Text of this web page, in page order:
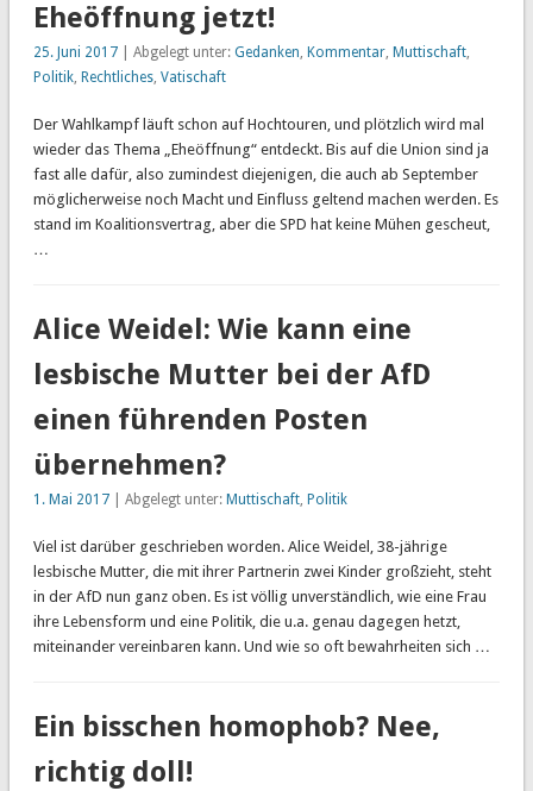
Eheöffnung jetzt!
25. Juni 2017| Abgelegt unter: Gedanken, Kommentar, Muttischaft,
Politik, Rechtliches, Vatischaft
Der Wahlkampf läuft schon auf Hochtouren, und plötzlich wird mal
wieder das Thema „Eheöffnung“ entdeckt. Bis auf die Union sind ja
fast alle dafür, also zumindest diejenigen, die auch ab September
möglicherweise noch Macht und Einfluss geltend machen werden. Es
stand im Koalitionsvertrag, aber die SPD hat keine Mühen gescheut,
…
Alice Weidel: Wie kann eine
lesbische Mutter bei der AfD
einen führenden Posten
übernehmen?
1. Mai 2017| Abgelegt unter: Muttischaft, Politik
Viel ist darüber geschrieben worden. Alice Weidel, 38-jährige
lesbische Mutter, die mit ihrer Partnerin zwei Kinder großzieht, steht
in der AfD nun ganz oben. Es ist völlig unverständlich, wie eine Frau
ihre Lebensform und eine Politik, die u.a. genau dagegen hetzt,
miteinander vereinbaren kann. Und wie so oft bewahrheiten sich …
Ein bisschen homophob? Nee,
richtig doll!